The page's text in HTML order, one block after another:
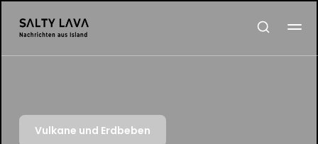
Vulkane und Erdbeben